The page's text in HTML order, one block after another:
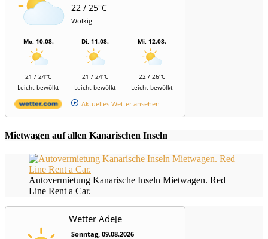
22 / 25°C
Wolkig
Mo, 10.08.
21 / 24°C
Leicht bewölkt
Di, 11.08.
21 / 24°C
Leicht bewölkt
Mi, 12.08.
22 / 26°C
Leicht bewölkt
Aktuelles Wetter ansehen
Mietwagen auf allen Kanarischen Inseln
Autovermietung Kanarische Inseln Mietwagen. Red
Line Rent a Car.
Wetter Adeje
Sonntag, 09.08.2026